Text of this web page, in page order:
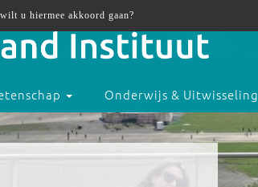
Onderwijs & Uitwisseling
u hiermee akkoord gaan?